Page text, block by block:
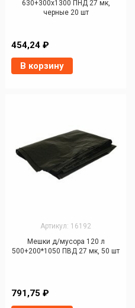
630+300х1300 ПНД 27 мк,
черные 20 шт
454,24 ₽
В корзину
Артикул: 16192
Мешки д/мусора 120 л
500+200*1050 ПВД 27 мк, 50 шт
791,75 ₽